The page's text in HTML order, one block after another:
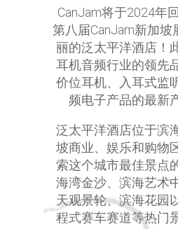
CanJam将于2024年
第八届CanJam新加坡
丽的泛太平洋酒店！
耳机音频行业的领先
价位耳机、入耳式监
频电子产品的最新
泛太平洋酒店位于滨
坡商业、娱乐和购物
索这个城市最佳景点
海湾金沙、滨海艺术
天观景轮、滨海花园
程式赛车赛道等热门